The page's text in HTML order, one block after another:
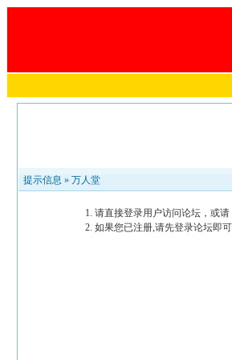
提示信息 » 万人堂
请直接登录用户访问论坛，或请
如果您已注册,请先登录论坛即